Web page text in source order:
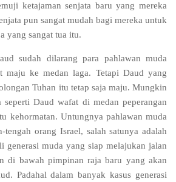
ketajaman senjata baru yang mereka
pun sangat mudah bagi mereka untuk
yang sangat tua itu.
sudah dilarang para pahlawan muda
ke medan laga. Tetapi Daud yang
Tuhan itu tetap saja maju. Mungkin
Daud wafat di medan peperangan
kehormatan. Untungnya pahlawan muda
tengah orang Israel, salah satunya adalah
generasi muda yang siap melajukan jalan
di bawah pimpinan raja baru yang akan
Padahal dalam banyak kasus generasi